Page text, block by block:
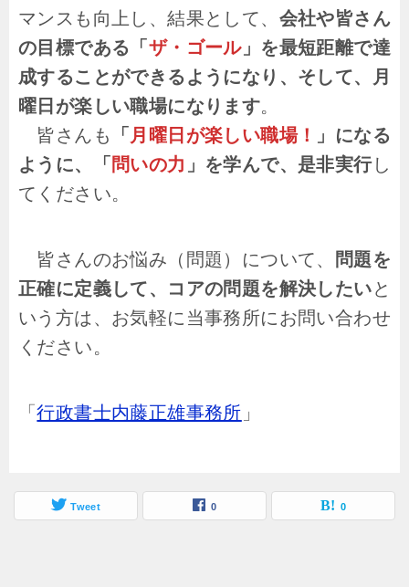
マンスも向上し、結果として、 会社や皆さん
の目標である「 ザ・ゴール」を最短距離で達
成することができるようになり、そして、月
曜日が楽しい職場になります。
皆さんも
「 月曜日が楽しい職場！
」になる
ように、「 問いの力 」を学んで、是非実行し
てください。
皆さんのお悩み（問題）について、
問題を
正確に定義して、コアの問題を解決したいと
いう方は、お気軽に当事務所にお問い合わせ
ください。
「行政書士内藤正雄事務所 」
Tweet 0 0